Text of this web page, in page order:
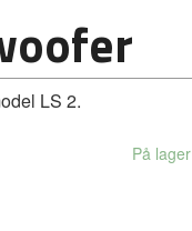
LS 2.
På lager